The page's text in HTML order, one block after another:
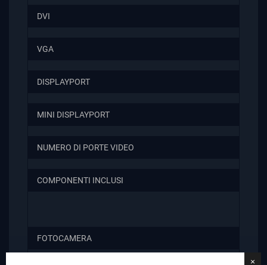
×
DVI
VGA
DISPLAYPORT
MINI DISPLAYPORT
NUMERO DI PORTE VIDEO
COMPONENTI INCLUSI
FOTOCAMERA